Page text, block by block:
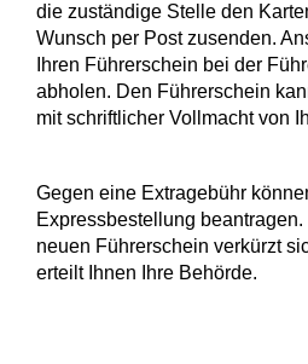
die zuständige Stelle den
Wunsch per Post zusenden.
Ihren Führerschein bei der
abholen. Den Führerschein
mit schriftlicher Vollmacht von
Gegen eine Extragebühr
Expressbestellung
neuen Führerschein verkürzt
erteilt Ihnen Ihre Behörde.